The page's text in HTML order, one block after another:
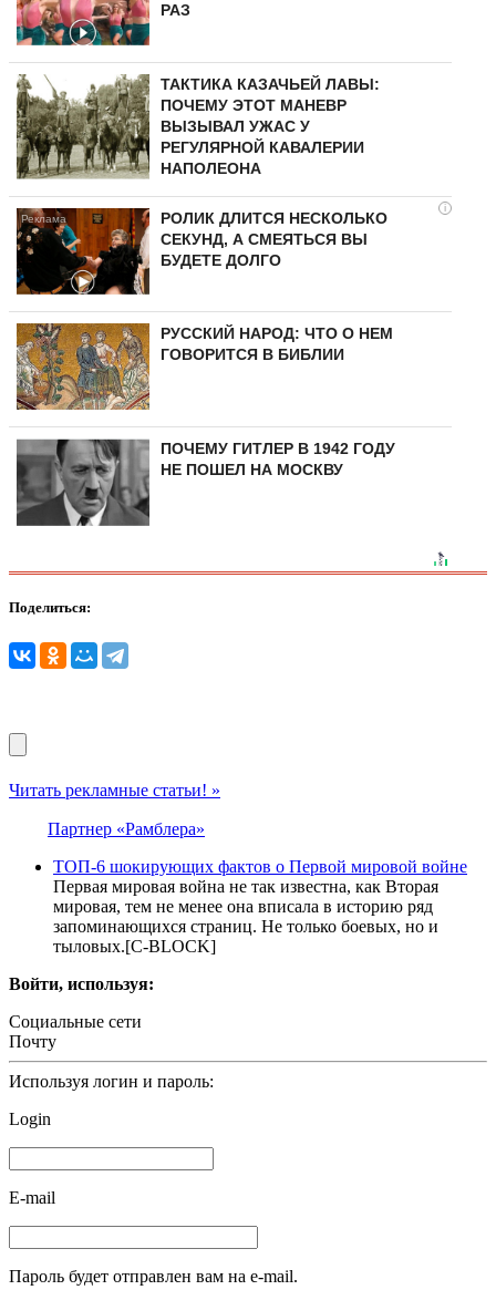
РАЗ
ТАКТИКА КАЗАЧЬЕЙ ЛАВЫ:
ПОЧЕМУ ЭТОТ МАНЕВР
ВЫЗЫВАЛ УЖАС У
РЕГУЛЯРНОЙ КАВАЛЕРИИ
НАПОЛЕОНА
i
РОЛИК ДЛИТСЯ НЕСКОЛЬКО
СЕКУНД, А СМЕЯТЬСЯ ВЫ
БУДЕТЕ ДОЛГО
РУССКИЙ НАРОД: ЧТО О НЕМ
ГОВОРИТСЯ В БИБЛИИ
ПОЧЕМУ ГИТЛЕР В 1942 ГОДУ
НЕ ПОШЕЛ НА МОСКВУ
Поделиться:
Читать рекламные статьи! »
Партнер «Рамблера»
ТОП-6 шокирующих фактов о Первой мировой войне
Первая мировая война не так известна, как Вторая
мировая, тем не менее она вписала в историю ряд
запоминающихся страниц. Не только боевых, но и
тыловых.[С-BLOCK]
Войти, используя:
Социальные сети
Почту
Используя логин и пароль:
Login
E-mail
Пароль будет отправлен вам на e-mail.